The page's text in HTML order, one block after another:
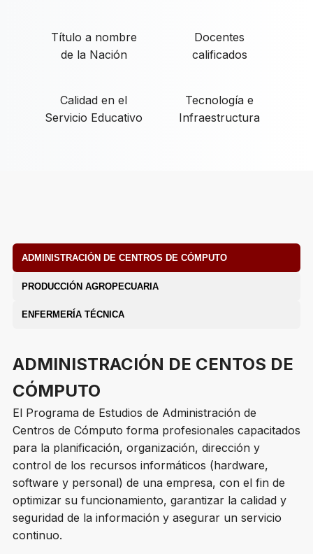
Título a nombre
de la Nación
Docentes
calificados
Calidad en el
Servicio Educativo
Tecnología e
Infraestructura
ADMINISTRACIÓN DE CENTROS DE CÓMPUTO
PRODUCCIÓN AGROPECUARIA
ENFERMERÍA TÉCNICA
ADMINISTRACIÓN DE CENTOS DE
CÓMPUTO
El Programa de Estudios de Administración de
Centros de Cómputo forma profesionales capacitados
para la planificación, organización, dirección y
control de los recursos informáticos (hardware,
software y personal) de una empresa, con el fin de
optimizar su funcionamiento, garantizar la calidad y
seguridad de la información y asegurar un servicio
continuo.